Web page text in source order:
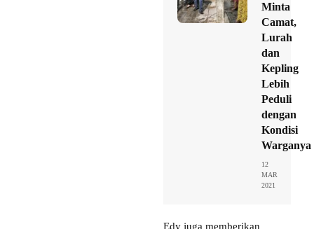
Minta
Camat,
Lurah
dan
Kepling
Lebih
Peduli
dengan
Kondisi
Warganya
12
MAR
2021
Edy juga memberikan